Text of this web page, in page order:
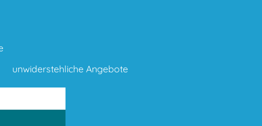
unwiderstehliche Angebote